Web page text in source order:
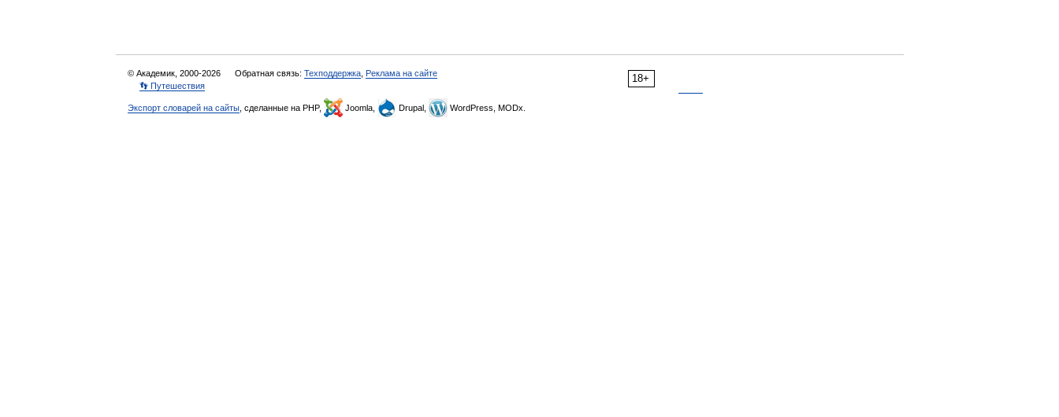
18+
© Академик, 2000-2026 Обратная связь: Техподдержка Реклама на сайте
👣 Путешествия
Экспорт словарей на сайты , сделанные на PHP, Joomla, Drupal, WordPress, MODx.